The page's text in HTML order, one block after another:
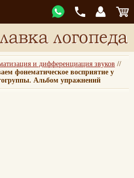
и дифференциация звуков //
фонематическое восприятие у
Альбом упражнений